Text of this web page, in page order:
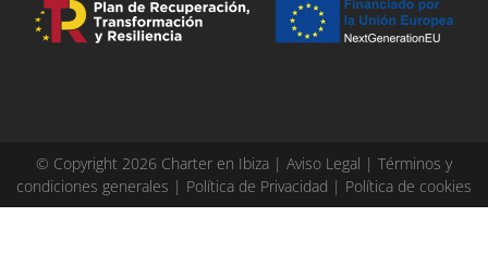
© Copyright 2026 Charter en Ibiza | Aviso Legal | Términos y
condiciones generales | Política de Privacidad | Política de cookies